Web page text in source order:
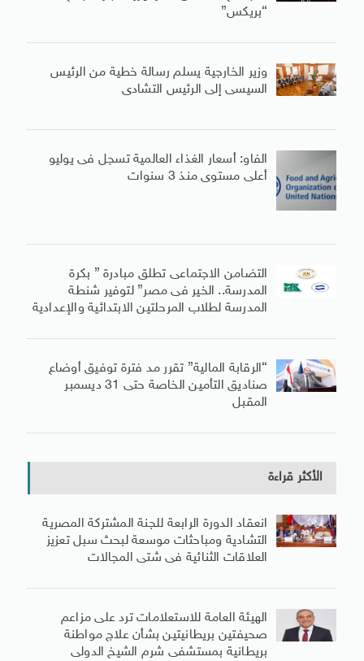
“بريكس”
وزير الخارجية يسلم رسالة خطية من الرئيس
السيسى إلى الرئيس التشادى
الفاو: أسعار الغذاء العالمية تسجل فى يوليو
أعلى مستوى منذ 3 سنوات
التضامن الاجتماعى تطلق مبادرة ” بكرة
المدرسة.. الخير فى مصر” لتوفير شنطة
المدرسة لطلاب المرحلتين الابتدائية والإعدادية
“الرقابة المالية” تقرر مد فترة توفيق أوضاع
صناديق التأمين الخاصة حتى 31 ديسمبر
المقبل
الأكثر قراءة
انعقاد الدورة الرابعة للجنة المشتركة المصرية
التشادية ومباحثات موسعة لبحث سبل تعزيز
العلاقات الثنائية فى شتى المجالات
الهيئة العامة للاستعلامات ترد على مزاعم
صحيفتين بريطانيتين بشأن علاج مواطنة
بريطانية بمستشفى شرم الشيخ الدولى